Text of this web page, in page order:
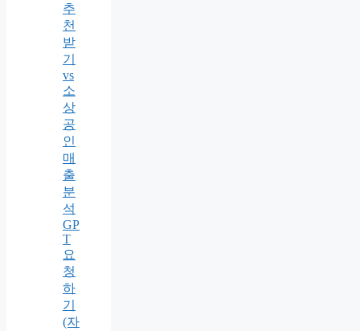
추
천
받
기
vs
소
상
공
인
매
출
분
석
GP
T
요
청
하
기
(자